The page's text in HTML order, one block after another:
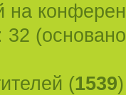
на
(1539